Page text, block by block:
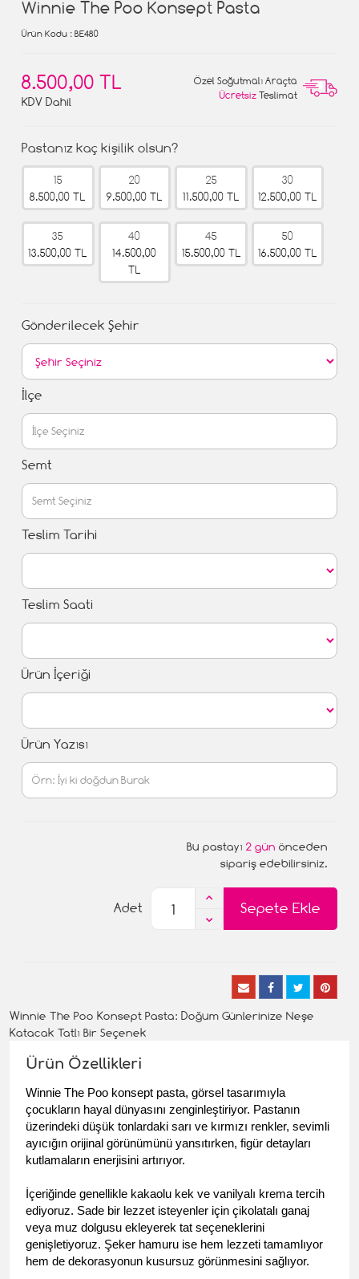
Winnie The Poo Konsept Pasta
Ürün Kodu : BE480
8.500,00 TL
KDV Dahil
Özel Soğutmalı Araçta
Ücretsiz Teslimat
Pastanız kaç kişilik olsun?
15
8.500,00 TL
20
9.500,00 TL
25
11.500,00 TL
30
12.500,00 TL
35
13.500,00 TL
40
14.500,00
TL
45
15.500,00 TL
50
16.500,00 TL
Gönderilecek Şehir
İlçe
Semt
Teslim Tarihi
Teslim Saati
Ürün İçeriği
Ürün Yazısı
Bu pastayı 2 gün önceden
sipariş edebilirsiniz.
Sepete Ekle
Adet
Winnie The Poo Konsept Pasta: Doğum Günlerinize Neşe
Katacak Tatlı Bir Seçenek
Ürün Özellikleri
Winnie The Poo konsept pasta, görsel tasarımıyla
çocukların hayal dünyasını zenginleştiriyor. Pastanın
üzerindeki düşük tonlardaki sarı ve kırmızı renkler, sevimli
ayıcığın orijinal görünümünü yansıtırken, figür detayları
kutlamaların enerjisini artırıyor.
İçeriğinde genellikle kakaolu kek ve vanilyalı krema tercih
ediyoruz. Sade bir lezzet isteyenler için çikolatalı ganaj
veya muz dolgusu ekleyerek tat seçeneklerini
genişletiyoruz. Şeker hamuru ise hem lezzeti tamamlıyor
hem de dekorasyonun kusursuz görünmesini sağlıyor.